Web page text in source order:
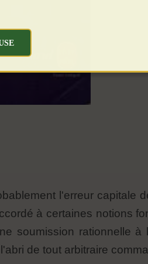
l'erreur capitale
à certaines notions
soumission rationnelle à
de tout arbitraire